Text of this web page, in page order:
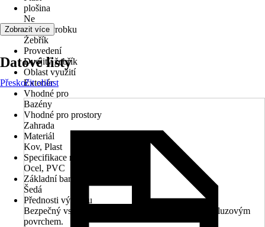
plošina
Ne
Druh výrobku
Žebřík
Provedení
Dvojitý žebřík
Oblast využití
Exteriér
Vhodné pro
Bazény
Vhodné pro prostory
Zahrada
Materiál
Kov, Plast
Specifikace materiálu
Ocel, PVC
Základní barva
Šedá
Přednosti výrobku
Bezpečný vstup a výstup – plastové stupně s protiskluzovým
povrchem.
Zobrazit více
Datové listy
Přeskočit oblast